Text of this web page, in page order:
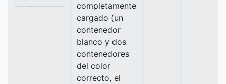
completamente
cargado (un
contenedor
blanco y dos
contenedores
del color
correcto, el